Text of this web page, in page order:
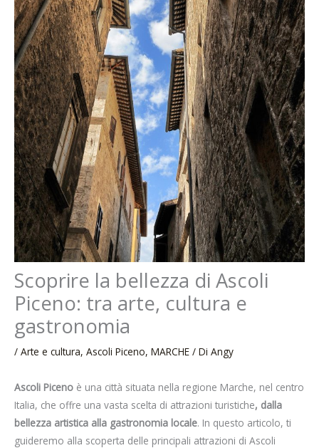
Scoprire la bellezza di Ascoli
Piceno: tra arte, cultura e
gastronomia
/ Arte e cultura, Ascoli Piceno, MARCHE / Di Angy
Ascoli Piceno è una città situata nella regione Marche, nel centro
Italia, che offre una vasta scelta di attrazioni turistiche, dalla
bellezza artistica alla gastronomia locale. In questo articolo, ti
guideremo alla scoperta delle principali attrazioni di Ascoli